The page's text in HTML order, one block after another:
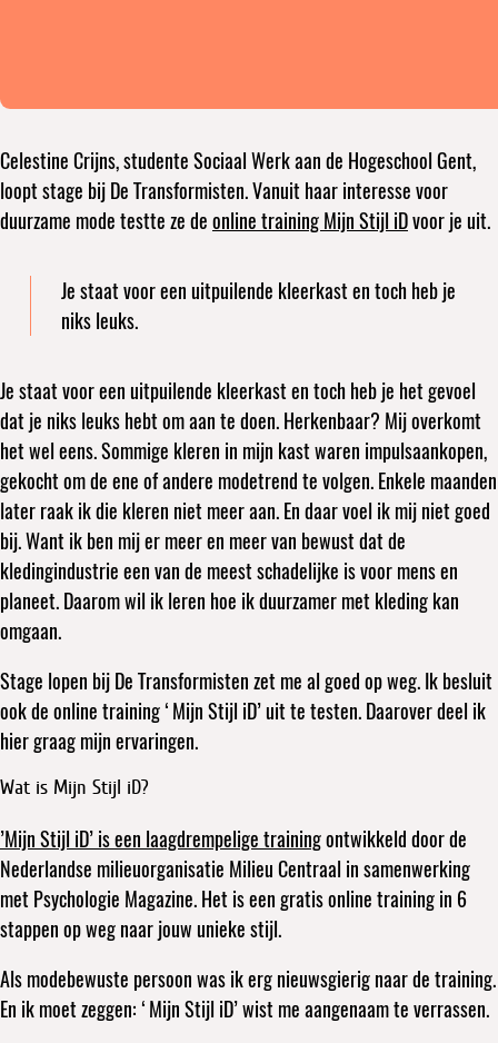
Celestine Crijns, studente Sociaal Werk aan de Hogeschool Gent,
loopt stage bij De Transformisten. Vanuit haar interesse voor
duurzame mode testte ze de online training Mijn Stijl iDvoor je uit.
Je staat voor een uitpuilende kleerkast en toch heb je
niks leuks.
Je staat voor een uitpuilende kleerkast en toch heb je het gevoel
dat je niks leuks hebt om aan te doen. Herkenbaar? Mij overkomt
het wel eens. Sommige kleren in mijn kast waren impulsaankopen,
gekocht om de ene of andere modetrend te volgen. Enkele maanden
later raak ik die kleren niet meer aan. En daar voel ik mij niet goed
bij. Want ik ben mij er meer en meer van bewust dat de
kledingindustrie een van de meest schadelijke is voor mens en
planeet. Daarom wil ik leren hoe ik duurzamer met kleding kan
omgaan.
Stage lopen bij De Transformisten zet me al goed op weg. Ik besluit
ook de online training ‘Mijn Stijl iD’ uit te testen. Daarover deel ik
hier graag mijn ervaringen.
Wat is Mijn Stijl iD?
’Mijn Stijl iD’ is een laagdrempelige trainingontwikkeld door de
Nederlandse milieuorganisatie Milieu Centraal in samenwerking
met Psychologie Magazine. Het is een gratis online training in 6
stappen op weg naar jouw unieke stijl.
Als modebewuste persoon was ik erg nieuwsgierig naar de training.
En ik moet zeggen: ‘Mijn Stijl iD’ wist me aangenaam te verrassen.